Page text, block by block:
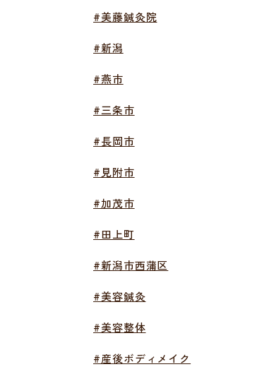
#美藤鍼灸院
#新潟
#燕市
#三条市
#長岡市
#見附市
#加茂市
#田上町
#新潟市西蒲区
#美容鍼灸
#美容整体
#産後ボディメイク